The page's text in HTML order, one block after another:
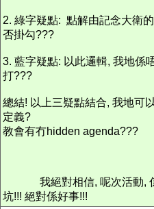
2. 綠字疑點: 點解由記念大衛
否掛勾???
3. 藍字疑點: 以此邏輯, 我地係
打???
總結! 以上三疑點結合, 我地可
定義?
教會有冇hidden agenda???
我絕對相信, 呢次活動,
坑!!! 絕對係好事!!!